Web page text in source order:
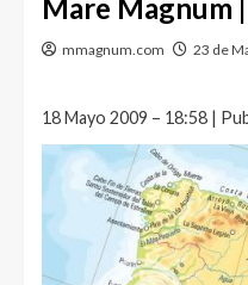
Mare Magnum
mmagnum.com 23 de
18 Mayo 2009 – 18:58 |